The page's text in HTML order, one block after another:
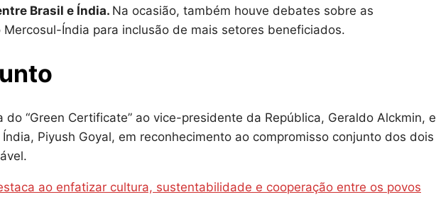
Brasil e Índia. Na ocasião, também houve debates sobre as
Índia para inclusão de mais setores beneficiados.
do “Green Certificate” ao vice-presidente da República, Geraldo Alckmin, e
Piyush Goyal, em reconhecimento ao compromisso conjunto dos dois
ao enfatizar cultura, sustentabilidade e cooperação entre os povos